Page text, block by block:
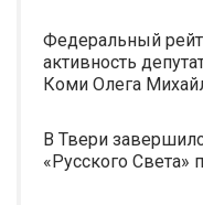
Федеральный
активность
Коми Олега
В Твери
«Русского Света»